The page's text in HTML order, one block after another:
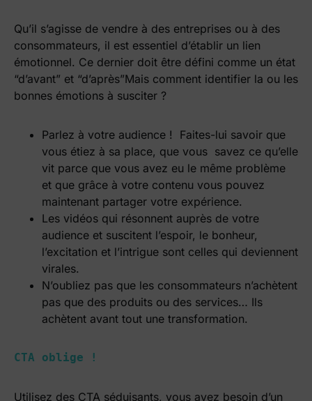
Qu’il s’agisse de vendre à des entreprises ou à des
consommateurs, il est essentiel d’établir un lien
émotionnel. Ce dernier doit être défini comme un état
“d’avant” et “d’après”Mais comment identifier la ou les
bonnes émotions à susciter ?
Parlez à votre audience ! Faites-lui savoir que
vous étiez à sa place, que vous savez ce qu’elle
vit parce que vous avez eu le même problème
et que grâce à votre contenu vous pouvez
maintenant partager votre expérience.
Les vidéos qui résonnent auprès de votre
audience et suscitent l’espoir, le bonheur,
l’excitation et l’intrigue sont celles qui deviennent
virales.
N’oubliez pas que les consommateurs n’achètent
pas que des produits ou des services… Ils
achètent avant tout une transformation.
CTA oblige !
Utilisez des CTA séduisants, vous avez besoin d’un